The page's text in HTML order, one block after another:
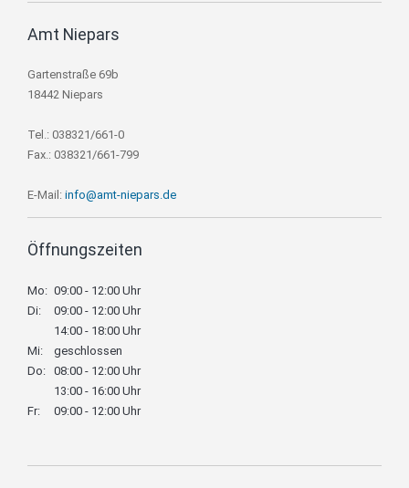
Amt Niepars
Gartenstraße 69b
18442 Niepars
Tel.: 038321/661-0
Fax.: 038321/661-799
E-Mail: info@amt-niepars.de
Öffnungszeiten
Mo: 09:00 - 12:00 Uhr
Di:
09:00 - 12:00 Uhr
14:00 - 18:00 Uhr
Mi:
geschlossen
Do: 08:00 - 12:00 Uhr
13:00 - 16:00 Uhr
Fr:
09:00 - 12:00 Uhr